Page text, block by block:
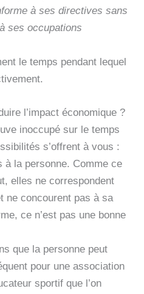
à ses directives sans
ses occupations
le temps pendant lequel
l’impact économique ?
inoccupé sur le temps
s’offrent à vous :
à la personne. Comme ce
elles ne correspondent
ne concourent pas à sa
ce n’est pas une bonne
que la personne peut
pour une association
sportif que l’on